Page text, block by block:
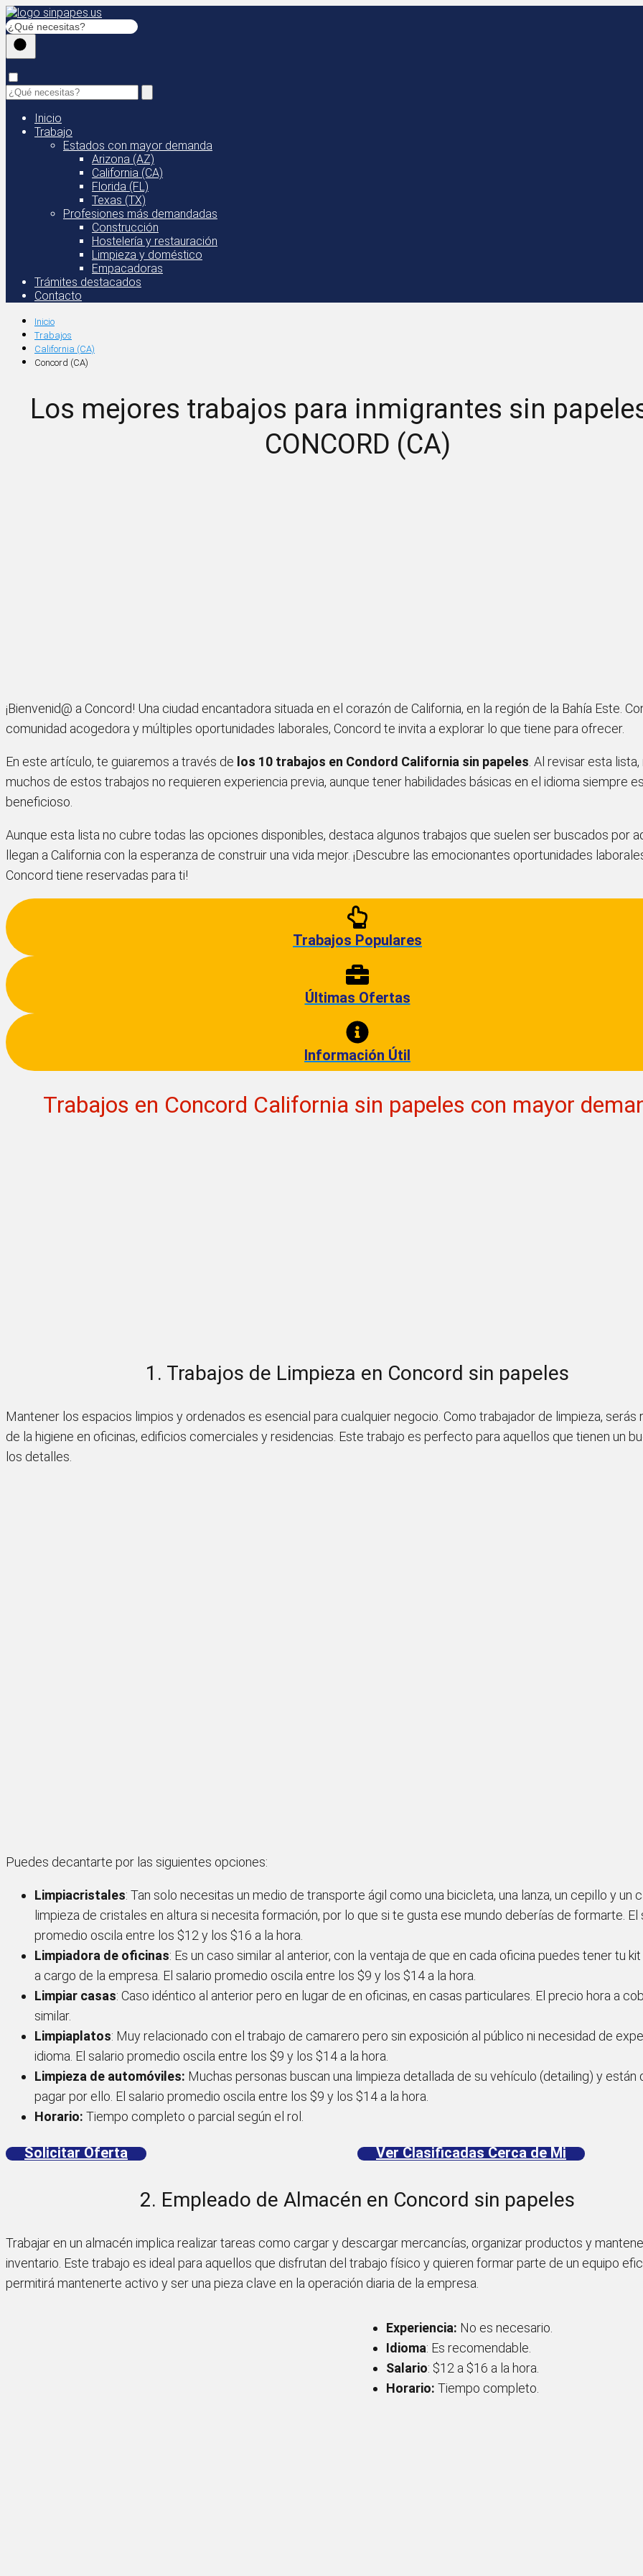
Inicio
Trabajo
Estados con mayor demanda
Arizona (AZ)
California (CA)
Florida (FL)
Texas (TX)
Profesiones más demandadas
Construcción
Hostelería y restauración
Limpieza y doméstico
Empacadoras
Trámites destacados
Contacto
Inicio
Trabajos
California (CA)
Concord (CA)
Los mejores trabajos para inmigrantes sin
CONCORD (CA)
¡Bienvenid@ a Concord! Una ciudad encantadora situada en el corazón de California, en la región de la Bahía Este.
comunidad acogedora y múltiples oportunidades laborales, Concord te invita a explorar lo que tiene para ofrecer.
En este artículo, te guiaremos a través de los 10 trabajos en Condord California sin papeles. Al revisar esta
muchos de estos trabajos no requieren experiencia previa, aunque tener habilidades básicas en el idioma siempre
beneficioso.
Aunque esta lista no cubre todas las opciones disponibles, destaca algunos trabajos que suelen ser buscados por
llegan a California con la esperanza de construir una vida mejor. ¡Descubre las emocionantes oportunidades
Concord tiene reservadas para ti!
Trabajos Populares
Últimas Ofertas
Información Útil
Trabajos en Concord California sin papeles con mayor
1. Trabajos de Limpieza en Concord sin papeles
Mantener los espacios limpios y ordenados es esencial para cualquier negocio. Como trabajador de limpieza, serás
de la higiene en oficinas, edificios comerciales y residencias. Este trabajo es perfecto para aquellos que tienen un
los detalles.
Puedes decantarte por las siguientes opciones:
Limpiacristales: Tan solo necesitas un medio de transporte ágil como una bicicleta, una lanza, un cepillo y un
limpieza de cristales en altura si necesita formación, por lo que si te gusta ese mundo deberías de formarte. El
promedio oscila entre los $12 y los $16 a la hora.
Limpiadora de oficinas: Es un caso similar al anterior, con la ventaja de que en cada oficina puedes tener tu
a cargo de la empresa. El salario promedio oscila entre los $9 y los $14 a la hora.
Limpiar casas: Caso idéntico al anterior pero en lugar de en oficinas, en casas particulares. El precio hora a
similar.
Limpiaplatos: Muy relacionado con el trabajo de camarero pero sin exposición al público ni necesidad de
idioma. El salario promedio oscila entre los $9 y los $14 a la hora.
Limpieza de automóviles: Muchas personas buscan una limpieza detallada de su vehículo (detailing) y están
pagar por ello. El salario promedio oscila entre los $9 y los $14 a la hora.
Horario: Tiempo completo o parcial según el rol.
Solicitar Oferta Ver Clasificadas Cerca de Mi
2. Empleado de Almacén en Concord sin papeles
Trabajar en un almacén implica realizar tareas como cargar y descargar mercancías, organizar productos y
inventario. Este trabajo es ideal para aquellos que disfrutan del trabajo físico y quieren formar parte de un equipo
permitirá mantenerte activo y ser una pieza clave en la operación diaria de la empresa.
Experiencia: No es necesario.
Idioma: Es recomendable.
Salario: $12 a $16 a la hora.
Horario: Tiempo completo.